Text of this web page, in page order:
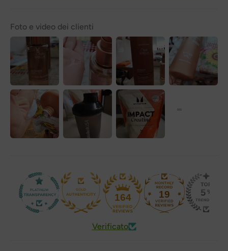
Foto e video dei clienti
164 19
Verificato